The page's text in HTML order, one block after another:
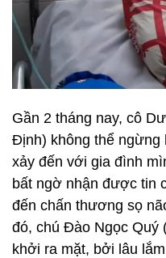
Gần 2 tháng nay, cô
Định) không thể ngừng
xảy đến với gia đình
bất ngờ nhận được tin
đến chấn thương sọ
đó, chú Đào Ngọc Quý
khởi ra mặt, bởi lâu